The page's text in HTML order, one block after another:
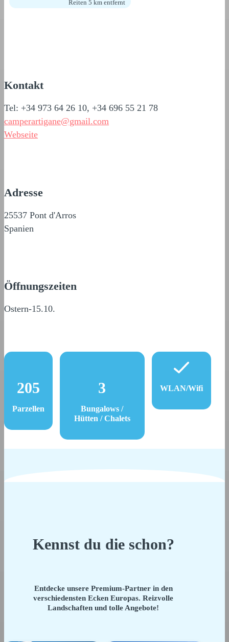
Reiten 5 km entfernt
Kontakt
Tel: +34 973 64 26 10, +34 696 55 21 78
camperartigane@gmail.com
Webseite
Adresse
25537 Pont d'Arros
Spanien
Öffnungszeiten
Ostern-15.10.
205
Parzellen
3
Bungalows /
Hütten / Chalets
WLAN/Wifi
Kennst du die schon?
Entdecke unsere Premium-Partner in den
verschiedensten Ecken Europas. Reizvolle
Landschaften und tolle Angebote!